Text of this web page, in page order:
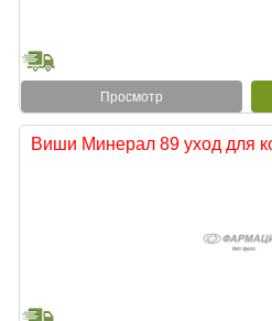
Просмотр
Виши Минерал 89 уход для